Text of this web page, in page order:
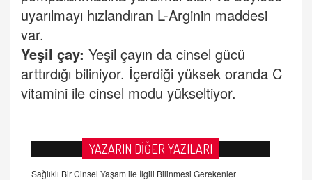
uyarılmayı hızlandıran L-Arginin maddesi
var.
Yeşil çay: Yeşil çayın da cinsel gücü
arttırdığı biliniyor. İçerdiği yüksek oranda C
vitamini ile cinsel modu yükseltiyor.
YAZARIN DİĞER YAZILARI
Sağlıklı Bir Cinsel Yaşam ile İlgili Bilinmesi Gerekenler